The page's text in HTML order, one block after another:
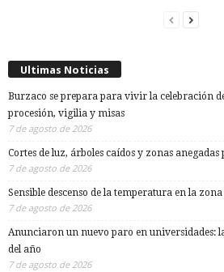
Ultimas Noticias
Burzaco se prepara para vivir la celebración
procesión, vigilia y misas
7 de agosto de 2026
Cortes de luz, árboles caídos y zonas
7 de agosto de 2026
Sensible descenso de la temperatura en la
7 de agosto de 2026
Anunciaron un nuevo paro en universidades:
del año
7 de agosto de 2026